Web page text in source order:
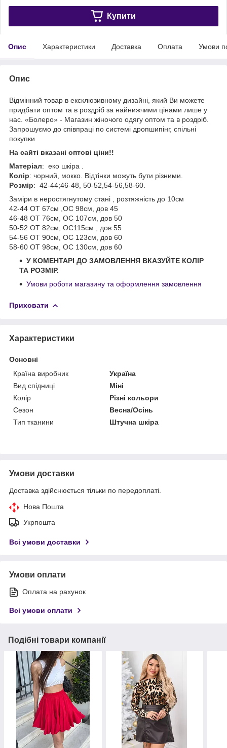
Купити
Опис Характеристики Доставка Оплата Умови
Опис
Відмінний товар в ексклюзивному дизайні, який Ви можете
придбати оптом та в роздріб за найнижчими цінами лише у
нас. «Болеро» - Магазин жіночого одягу оптом та в роздріб.
Запрошуємо до співпраці по системі дропшипінг, спільні
покупки
На сайті вказані оптові ціни!!
Матеріал: еко шкіра .
Колір: чорний, мокко. Відтінки можуть бути різними.
Розмір: 42-44;46-48, 50-52,54-56,58-60.
Заміри в неростягнутому стані , розтяжність до 10см
42-44 ОТ 67см ,ОС 98см, дов 45
46-48 ОТ 76см, ОС 107см, дов 50
50-52 ОТ 82см, ОС115см , дов 55
54-56 ОТ 90см, ОС 123см, дов 60
58-60 ОТ 98см, ОС 130см, дов 60
У КОМЕНТАРІ ДО ЗАМОВЛЕННЯ ВКАЗУЙТЕ КОЛІР
ТА РОЗМІР.
Умови роботи магазину та оформлення замовлення
Приховати
Характеристики
Основні
Країна виробник
Україна
Вид спідниці
Міні
Колір
Різні кольори
Сезон
Весна/Осінь
Тип тканини
Штучна шкіра
Умови доставки
Доставка здійснюється тільки по передоплаті.
Нова Пошта
Укрпошта
Всі умови доставки
Умови оплати
Оплата на рахунок
Всі умови оплати
Подібні товари компанії